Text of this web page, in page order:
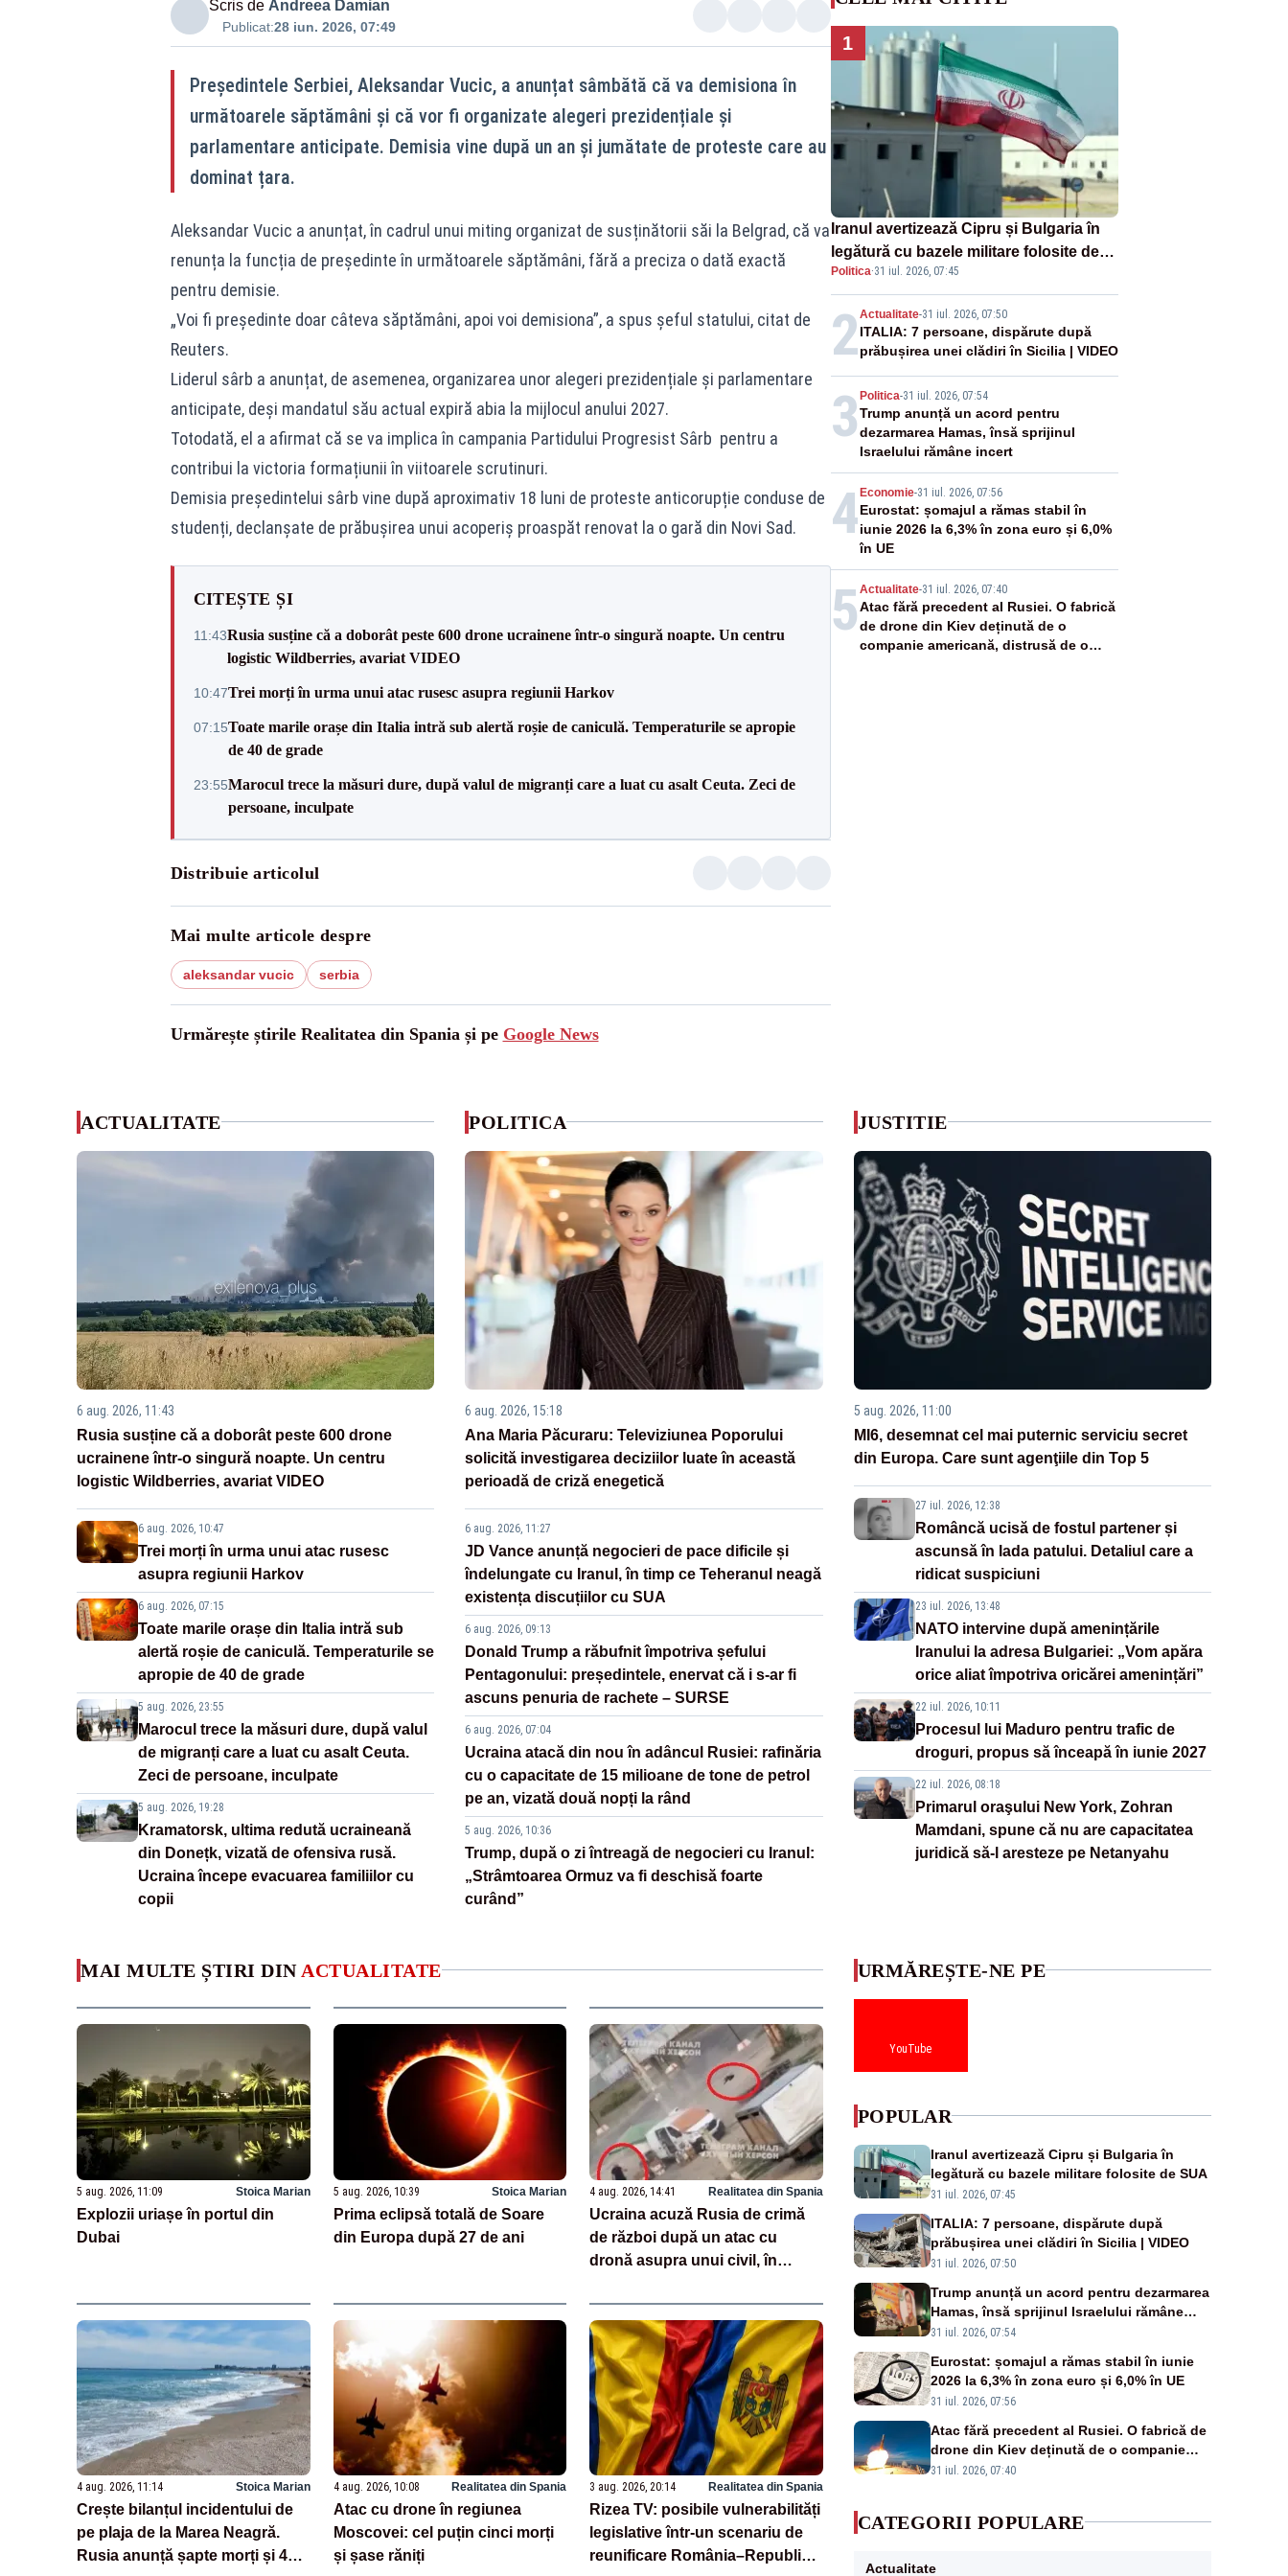
Scris de Andreea Damian
Publicat:28 iun. 2026, 07:49
Președintele Serbiei, Aleksandar Vucic, a anunțat sâmbătă că va demisiona în
următoarele săptămâni și că vor fi organizate alegeri prezidențiale și
parlamentare anticipate. Demisia vine după un an și jumătate de proteste care au
dominat țara.
Aleksandar Vucic a anunțat, în cadrul unui miting organizat de susținătorii săi la Belgrad, că va
renunța la funcția de președinte în următoarele săptămâni, fără a preciza o dată exactă
pentru demisie.
„Voi fi președinte doar câteva săptămâni, apoi voi demisiona”, a spus șeful statului, citat de
Reuters.
Liderul sârb a anunțat, de asemenea, organizarea unor alegeri prezidențiale și parlamentare
anticipate, deși mandatul său actual expiră abia la mijlocul anului 2027.
Totodată, el a afirmat că se va implica în campania Partidului Progresist Sârb pentru a
contribui la victoria formațiunii în viitoarele scrutinuri.
Demisia președintelui sârb vine după aproximativ 18 luni de proteste anticorupție conduse de
studenți, declanșate de prăbușirea unui acoperiș proaspăt renovat la o gară din Novi Sad.
CITEȘTE ȘI
11:43Rusia susține că a doborât peste 600 drone ucrainene într-o singură noapte. Un centru
logistic Wildberries, avariat VIDEO
10:47Trei morți în urma unui atac rusesc asupra regiunii Harkov
07:15Toate marile orașe din Italia intră sub alertă roșie de caniculă. Temperaturile se apropie
de 40 de grade
23:55Marocul trece la măsuri dure, după valul de migranți care a luat cu asalt Ceuta. Zeci de
persoane, inculpate
Distribuie articolul
Mai multe articole despre
aleksandar vucic serbia
Urmărește știrile Realitatea din Spania și pe Google News
1
Iranul avertizează Cipru și Bulgaria în
legătură cu bazele militare folosite de
SUA
Politica·31 iul. 2026, 07:45
2Actualitate-31 iul. 2026, 07:50
ITALIA: 7 persoane, dispărute după
prăbușirea unei clădiri în Sicilia | VIDEO
3 Politica-31 iul. 2026, 07:54
Trump anunță un acord pentru
dezarmarea Hamas, însă sprijinul
Israelului rămâne incert
4Economie-31 iul. 2026, 07:56
Eurostat: șomajul a rămas stabil în
iunie 2026 la 6,3% în zona euro și 6,0%
în UE
5 Actualitate-31 iul. 2026, 07:40
Atac fără precedent al Rusiei. O fabrică
de drone din Kiev deținută de o
companie americană, distrusă de o
ACTUALITATE
6 aug. 2026, 11:43
Rusia susține că a doborât peste 600 drone
ucrainene într-o singură noapte. Un centru
logistic Wildberries, avariat VIDEO
6 aug. 2026, 10:47
Trei morți în urma unui atac rusesc
asupra regiunii Harkov
6 aug. 2026, 07:15
Toate marile orașe din Italia intră sub
alertă roșie de caniculă. Temperaturile se
apropie de 40 de grade
5 aug. 2026, 23:55
Marocul trece la măsuri dure, după valul
de migranți care a luat cu asalt Ceuta.
Zeci de persoane, inculpate
5 aug. 2026, 19:28
Kramatorsk, ultima redută ucraineană
din Donețk, vizată de ofensiva rusă.
Ucraina începe evacuarea familiilor cu
copii
POLITICA
6 aug. 2026, 15:18
Ana Maria Păcuraru: Televiziunea Poporului
solicită investigarea deciziilor luate în această
perioadă de criză enegetică
6 aug. 2026, 11:27
JD Vance anunță negocieri de pace dificile și
îndelungate cu Iranul, în timp ce Teheranul neagă
existența discuțiilor cu SUA
6 aug. 2026, 09:13
Donald Trump a răbufnit împotriva șefului
Pentagonului: președintele, enervat că i s-ar fi
ascuns penuria de rachete – SURSE
6 aug. 2026, 07:04
Ucraina atacă din nou în adâncul Rusiei: rafinăria
cu o capacitate de 15 milioane de tone de petrol
pe an, vizată două nopți la rând
5 aug. 2026, 10:36
Trump, după o zi întreagă de negocieri cu Iranul:
„Strâmtoarea Ormuz va fi deschisă foarte
curând”
JUSTITIE
5 aug. 2026, 11:00
MI6, desemnat cel mai puternic serviciu secret
din Europa. Care sunt agenţiile din Top 5
27 iul. 2026, 12:38
Româncă ucisă de fostul partener și
ascunsă în lada patului. Detaliul care a
ridicat suspiciuni
23 iul. 2026, 13:48
NATO intervine după amenințările
Iranului la adresa Bulgariei: „Vom apăra
orice aliat împotriva oricărei amenințări”
22 iul. 2026, 10:11
Procesul lui Maduro pentru trafic de
droguri, propus să înceapă în iunie 2027
22 iul. 2026, 08:18
Primarul oraşului New York, Zohran
Mamdani, spune că nu are capacitatea
juridică să-l aresteze pe Netanyahu
MAI MULTE ȘTIRI DIN ACTUALITATE
5 aug. 2026, 11:09 Stoica Marian
Explozii uriașe în portul din
Dubai
5 aug. 2026, 10:39 Stoica Marian
Prima eclipsă totală de Soare
din Europa după 27 de ani
4 aug. 2026, 14:41 Realitatea din Spania
Ucraina acuză Rusia de crimă
de război după un atac cu
dronă asupra unui civil, în
VIDEO
4 aug. 2026, 11:14 Stoica Marian
Crește bilanțul incidentului de
pe plaja de la Marea Neagră.
Rusia anunță șapte morți și 40
4 aug. 2026, 10:08 Realitatea din Spania
Atac cu drone în regiunea
Moscovei: cel puțin cinci morți
și șase răniți
3 aug. 2026, 20:14 Realitatea din Spania
Rizea TV: posibile vulnerabilități
legislative într-un scenariu de
reunificare România–Republica
URMĂREȘTE-NE PE
YouTube
POPULAR
Iranul avertizează Cipru și Bulgaria în
legătură cu bazele militare folosite de SUA
31 iul. 2026, 07:45
ITALIA: 7 persoane, dispărute după
prăbușirea unei clădiri în Sicilia | VIDEO
31 iul. 2026, 07:50
Trump anunță un acord pentru dezarmarea
Hamas, însă sprijinul Israelului rămâne
incert
31 iul. 2026, 07:54
Eurostat: șomajul a rămas stabil în iunie
2026 la 6,3% în zona euro și 6,0% în UE
31 iul. 2026, 07:56
Atac fără precedent al Rusiei. O fabrică de
drone din Kiev deținută de o companie
americană, distrusă de o rachetă rusească
31 iul. 2026, 07:40
CATEGORII POPULARE
Actualitate